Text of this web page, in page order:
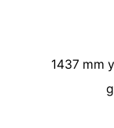
1437 mm